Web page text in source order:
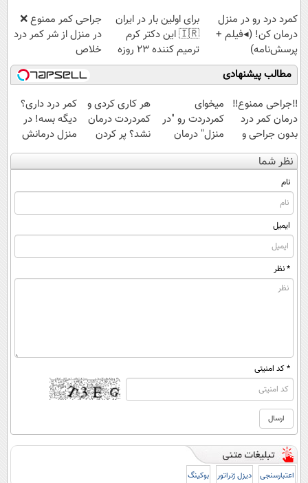
کمرد درد رو در منزل
درمان کن! (◂فیلم +
پرسش‌نامه)
برای اولین بار در ایران
🇮🇷 این دکتر کرم
ترمیم کننده 23 روزه
ساخت!
جراحی کمر ممنوع ❌
در منزل از شر کمر درد
خلاص
شوید◂پرسش‌نامه
مطالب پیشنهادی
‼️جراحی ممنوع‼️
درمان کمر درد
بدون جراحی و
دوره نقاهت
میخوای
کمردردت رو "در
منزل" درمان
کنی؟ (◂فیلم +
◂پرسش‌نامه)
هر کاری کردی و
کمردردت درمان
نشد؟ پر کردن
پرسشنامه و
دریافت راه حل
کمر درد داری؟
دیگه بسه! در
منزل درمانش
کن
(◀پرسش‌نامه)
نظر شما
نام
ایمیل
* نظر
* کد امنیتی
اعتبارسنجی دیزل ژنراتور بوکینگ